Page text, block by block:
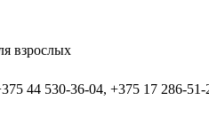
взрослых
44 530-36-04, +375 17 286-